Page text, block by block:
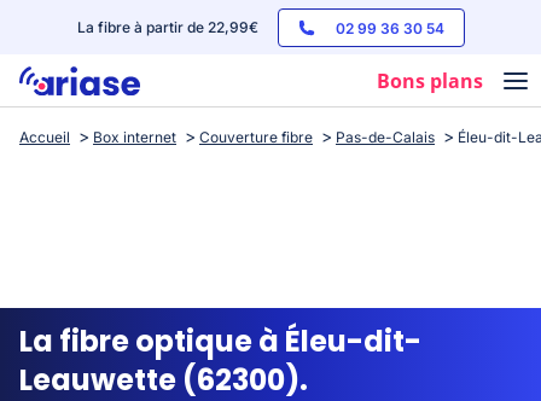
La fibre à partir de 22,99€ 02 99 36 30 54
Bons plans
Box internet
Streaming
Accueil Box internet Couverture fibre Pas-de-Calais Éleu-dit-
La fibre optique à Éleu-dit-
Leauwette (62300).